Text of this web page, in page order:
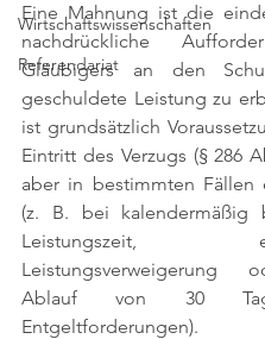
Wirtschaftswissenschaften
Referendariat
Eine Mahnung ist die
nachdrückliche
Gläubigers an den
geschuldete Leistung zu
ist grundsätzlich
Eintritt des Verzugs (§ 286
aber in bestimmten Fällen
(z. B. bei kalendermäßig
Leistungszeit,
Leistungsverweigerung
Ablauf von 30